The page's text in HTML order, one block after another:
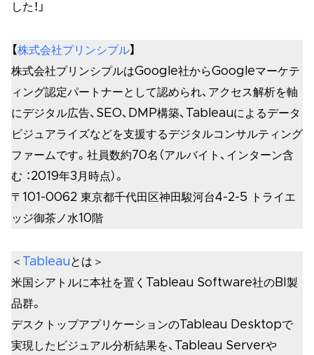
した！」
【株式会社プリンシプル】
株式会社プリンシプルはGoogle社からGoogleマーケテ
ィング認定パートナーとして認められ、アクセス解析を軸
にデジタル広告、SEO、DMP構築、Tableauによるデータ
ビジュアライズなどを支援するデジタルコンサルティング
ファームです。社員数約70名（アルバイト、インターン含
む ：2019年3月時点）。
〒101-0062 東京都千代田区神田駿河台4-2-5 トライエ
ッジ御茶ノ水10階
＜ Tableauとは＞
米国シアトルに本社を置くTableau Software社のBI製
品群。
デスクトップアプリケーションのTableau Desktopで
実現したビジュアル分析結果を、Tableau Serverや